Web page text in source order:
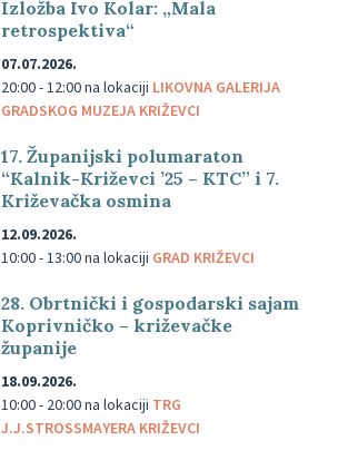
Izložba Ivo Kolar: „Mala
retrospektiva“
07.07.2026.
20:00 - 12:00na lokaciji LIKOVNA GALERIJA
GRADSKOG MUZEJA KRIŽEVCI
17. Županijski polumaraton
“Kalnik-Križevci ’25 – KTC” i 7.
Križevačka osmina
12.09.2026.
10:00 - 13:00na lokaciji GRAD KRIŽEVCI
28. Obrtnički i gospodarski sajam
Koprivničko – križevačke
županije
18.09.2026.
10:00 - 20:00na lokaciji TRG
J.J.STROSSMAYERA KRIŽEVCI